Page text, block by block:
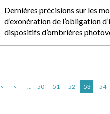
Dernières précisions sur les
d’exonération de l’obligation
dispositifs d’ombrières
< ... 50 51 52 53 54